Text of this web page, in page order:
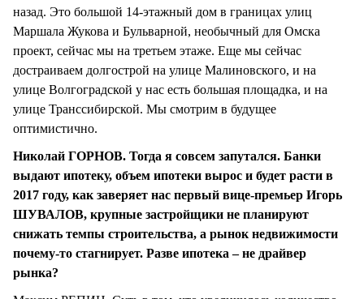
назад. Это большой 14-этажный дом в границах улиц
Маршала Жукова и Бульварной, необычный для Омска
проект, сейчас мы на третьем этаже. Еще мы сейчас
достраиваем долгострой на улице Малиновского, и на
улице Волгоградской у нас есть большая площадка, и на
улице Транссибирской. Мы смотрим в будущее
оптимистично.
Николай ГОРНОВ. Тогда я совсем запутался. Банки
выдают ипотеку, объем ипотеки вырос и будет расти в
2017 году, как заверяет нас первый вице-премьер Игорь
ШУВАЛОВ, крупные застройщики не планируют
снижать темпы строительства, а рынок недвижимости
почему-то стагнирует. Разве ипотека – не драйвер
рынка?